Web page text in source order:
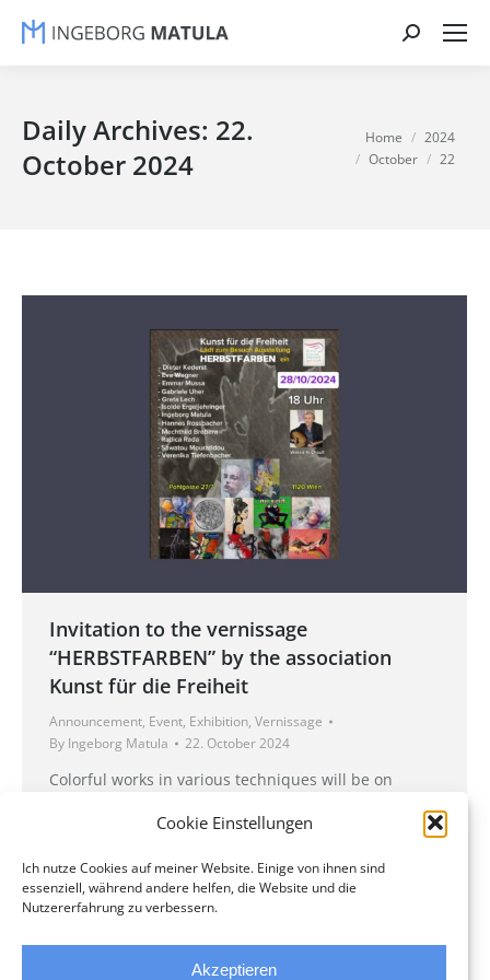
Cookie Einstellungen
Ich nutze Cookies auf meiner Website. Einige von ihnen sind
essenziell, während andere helfen, die Website und die
Nutzererfahrung zu verbessern.
Akzeptieren
Search:
Daily Archives: 22.
October 2024
You are here:
Home
2024
October
22
Invitation to the vernissage
“HERBSTFARBEN” by the association
Kunst für die Freiheit
Announcement, Event, Exhibition, Vernissage
By Ingeborg Matula 22. October 2024
Colorful works in various techniques will be on
Barghoud are looking forward to welcoming
numerous art lovers.
All exhibits are of course also available for purchase.